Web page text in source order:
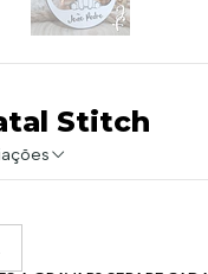
Stitch